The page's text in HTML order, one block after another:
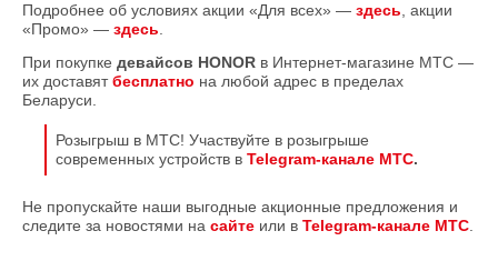
Подробнее об условиях акции «Для всех» — здесь , акции
«Промо» — здесь
При покупке девайсов HONOR в Интернет-магазине МТС —
их доставятбесплатно на любой адрес в пределах
Беларуси.
Розыгрыш в МТС! Участвуйте в розыгрыше
современных устройств в Telegram-канале МТС.
Не пропускайте наши выгодные акционные предложения и
следите за новостями на сайте или в Telegram-канале МТС